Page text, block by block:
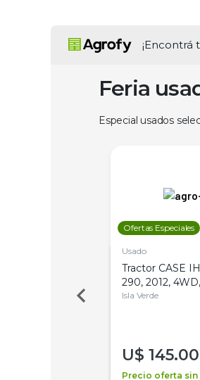
¡Encontrá
Feria
Especial usados
Ofertas Especiales
Usado
Tractor CASE
290, 2012,
Isla Verde
U$
Precio oferta sin